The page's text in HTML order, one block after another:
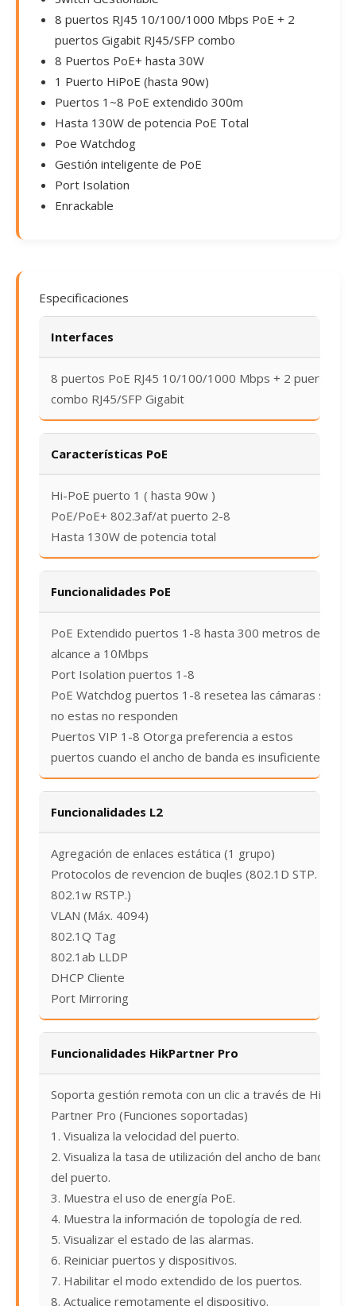
8 puertos RJ45 10/100/1000 Mbps PoE + 2
puertos Gigabit RJ45/SFP combo
8 Puertos PoE+ hasta 30W
1 Puerto HiPoE (hasta 90w)
Puertos 1~8 PoE extendido 300m
Hasta 130W de potencia PoE Total
Poe Watchdog
Gestión inteligente de PoE
Port Isolation
Enrackable
Especificaciones
Interfaces
8 puertos PoE RJ45 10/100/1000 Mbps + 2 puerto
combo RJ45/SFP Gigabit
Características PoE
Hi-PoE puerto 1 ( hasta 90w )
PoE/PoE+ 802.3af/at puerto 2-8
Hasta 130W de potencia total
Funcionalidades PoE
PoE Extendido puertos 1-8 hasta 300 metros de
alcance a 10Mbps
Port Isolation puertos 1-8
PoE Watchdog puertos 1-8 resetea las cámaras si
no estas no responden
Puertos VIP 1-8 Otorga preferencia a estos
puertos cuando el ancho de banda es insuficiente
Funcionalidades L2
Agregación de enlaces estática (1 grupo)
Protocolos de revencion de buqles (802.1D STP. y
802.1w RSTP.)
VLAN (Máx. 4094)
802.1Q Tag
802.1ab LLDP
DHCP Cliente
Port Mirroring
Funcionalidades HikPartner Pro
Soporta gestión remota con un clic a través de Hik
Partner Pro (Funciones soportadas)
1. Visualiza la velocidad del puerto.
2. Visualiza la tasa de utilización del ancho de banda
del puerto.
3. Muestra el uso de energía PoE.
4. Muestra la información de topología de red.
5. Visualizar el estado de las alarmas.
6. Reiniciar puertos y dispositivos.
7. Habilitar el modo extendido de los puertos.
8. Actualice remotamente el dispositivo.